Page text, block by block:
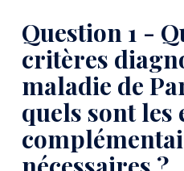
Question 1 -
critères
maladie de
quels sont les